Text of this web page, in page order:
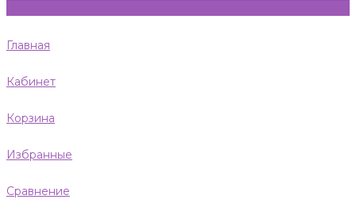
Главная
Кабинет
Корзина
Избранные
Сравнение